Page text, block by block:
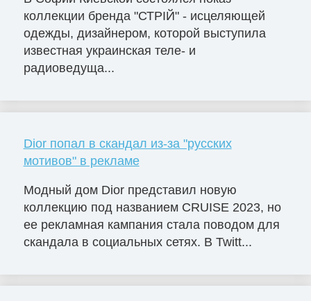
коллекции бренда "СТРІЙ" - исцеляющей
одежды, дизайнером, которой выступила
известная украинская теле- и
радиоведуща...
Dior попал в скандал из-за "русских
мотивов" в рекламе
Модный дом Dior представил новую
коллекцию под названием CRUISE 2023, но
ее рекламная кампания стала поводом для
скандала в социальных сетях. В Twitt...